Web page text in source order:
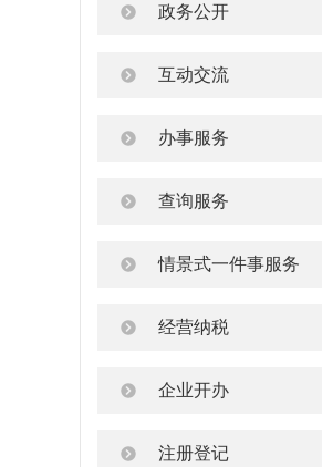
政务公开
互动交流
办事服务
查询服务
情景式一件事服务
经营纳税
企业开办
注册登记